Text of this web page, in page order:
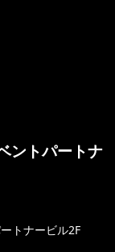
ントパートナ
トナービル2F